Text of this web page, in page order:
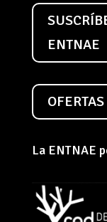
ENTNAE
La ENTNAE